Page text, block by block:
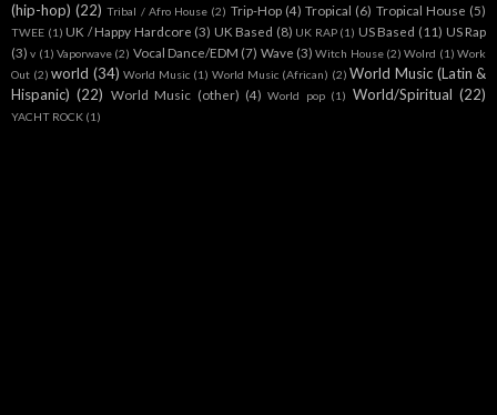
(hip-hop) (22) Tribal / Afro House (2) Trip-Hop (4) Tropical (6) Tropical House (5)
TWEE (1) UK / Happy Hardcore (3) UK Based (8) UK RAP (1) US Based (11) US Rap
(3) v (1) Vaporwave (2) Vocal Dance/EDM (7) Wave (3) Witch House (2) Wolrd (1) Work
Out (2) world (34) World Music (1) World Music (African) (2) World Music (Latin &
Hispanic) (22) World Music (other) (4) World pop (1) World/Spiritual (22)
YACHT ROCK (1)